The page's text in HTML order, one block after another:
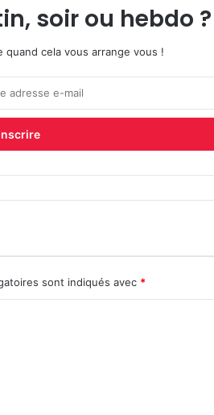
soir ou hebdo ?
quand cela vous arrange vous !
sont indiqués avec *